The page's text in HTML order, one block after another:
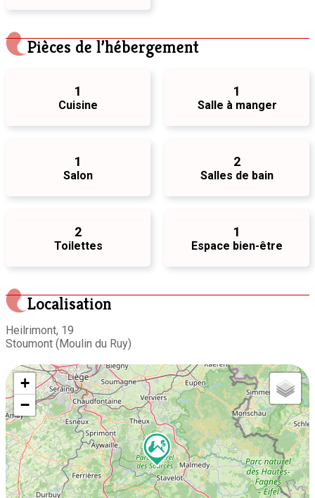
Pièces de l’hébergement
1
Cuisine
1
Salle à manger
1
Salon
2
Salles de bain
2
Toilettes
1
Espace bien-être
Localisation
Heilrimont, 19
Stoumont (Moulin du Ruy)
+
−